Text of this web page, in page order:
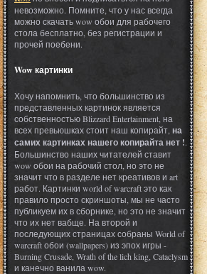
невозможно. Помните, что у нас всегда
можно скачать wow обои для рабочего
стола бесплатно, без регистрации и
прочей поебени.
Wow картинки
Хочу напомнить, что большинство из
представленных картинок является
собственностью Blizzard Entertainment, на
всех превьюшках стоит наш копирайт, на
самих картинках нашего копирайта нет !.
Большинство наших читателей ставит
wow обои на рабочий стол, но это не
значит что в разделе нет креативов и art
работ. Картинки world of warcraft это как
правило просто скриншоты, мы не часто
публикуем их в сборнике, но это не значит
что их нет вабще. На второй и
последующих страницах собраны World of
warcraft обои (wallpapers) из эпох игры -
Burning Crusade, Wrath of the lich king, Cataclysm
и канечно ванила wow.